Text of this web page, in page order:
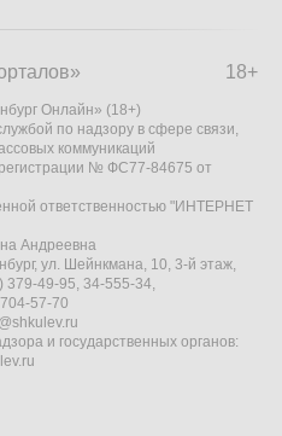
18+
Онлайн» (18+)
по надзору в сфере связи,
коммуникаций
№ ФС77-84675 от
ответственностью "ИНТЕРНЕТ
Андреевна
ул. Шейнкмана, 10, 3-й этаж,
379-49-95, 34-555-34,
57-70
и государственных органов: